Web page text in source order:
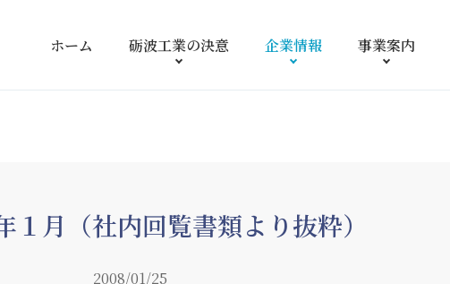
ホーム 砺波工業の決意 企業情報 事業案内
１月（社内回覧書類より抜粋）
2008/01/25